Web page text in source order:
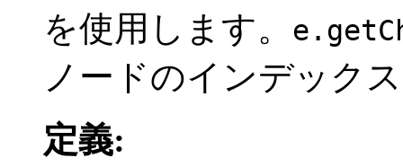
を使用します。
ノードのインデック
定義: